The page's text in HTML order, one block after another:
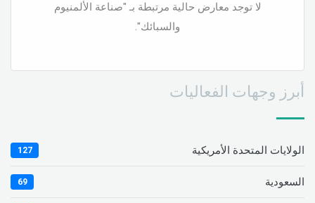
لا توجد معارض حالية مرتبطة بـ "صناعة الألمنيوم
والسبائك".
أبرز وجهات الفعاليات
الولايات المتحدة الأمريكية 127
السعودية 69